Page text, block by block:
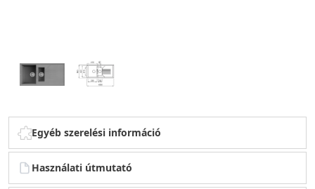
Egyéb szerelési információ
Használati útmutató